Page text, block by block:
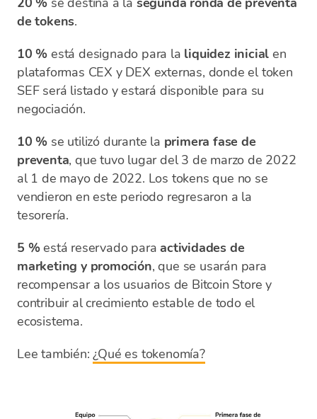
de tokens.
10 % está designado para la liquidez inicial en
plataformas CEX y DEX externas, donde el token
SEF será listado y estará disponible para su
negociación.
10 % se utilizó durante la primera fase de
preventa, que tuvo lugar del 3 de marzo de 2022
al 1 de mayo de 2022. Los tokens que no se
vendieron en este periodo regresaron a la
tesorería.
5 %está reservado paraactividades de
marketing y promoción, que se usarán para
recompensar a los usuarios de Bitcoin Store y
contribuir al crecimiento estable de todo el
ecosistema.
Lee también:¿Qué es tokenomía?